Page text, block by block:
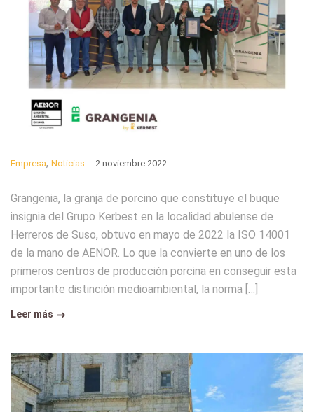
Empresa, Noticias 2 noviembre 2022
Grangenia, la granja de porcino que constituye el buque
insignia del Grupo Kerbest en la localidad abulense de
Herreros de Suso, obtuvo en mayo de 2022 la ISO 14001
de la mano de AENOR. Lo que la convierte en uno de los
primeros centros de producción porcina en conseguir esta
importante distinción medioambiental, la norma […]
Leer más